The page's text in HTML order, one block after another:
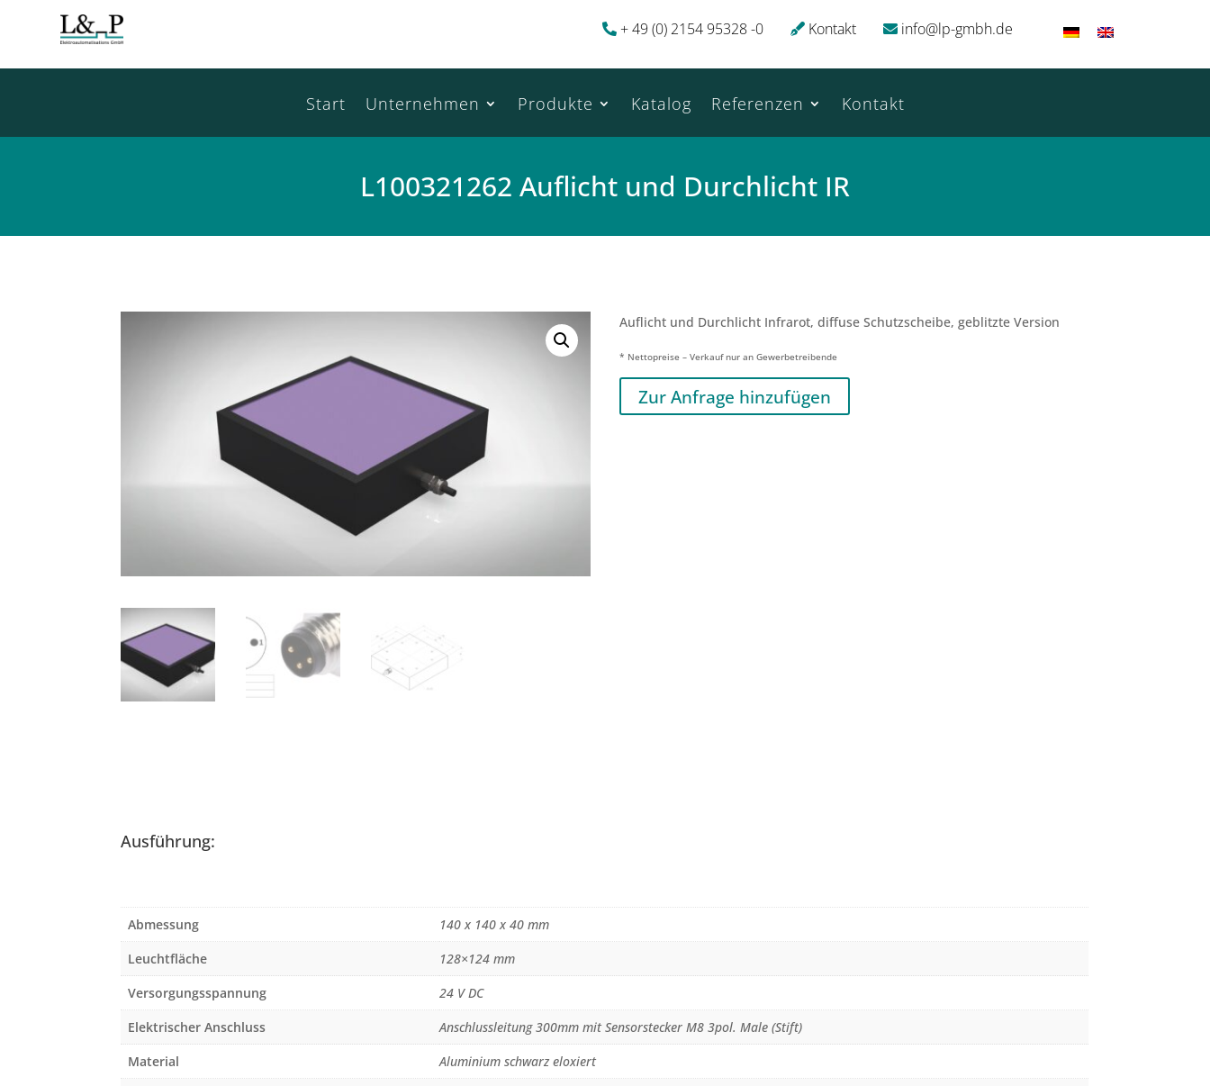
+ 49 (0) 2154 95328 -0 Kontakt info@lp-gmbh.de
Start Unternehmen Produkte Katalog Referenzen Kontakt
L100321262 Auflicht und Durchlicht IR
Auflicht und Durchlicht Infrarot, diffuse Schutzscheibe, geblitzte Version
* Nettopreise – Verkauf nur an Gewerbetreibende
Zur Anfrage hinzufügen
Ausführung:
Abmessung
140 x 140 x 40 mm
Leuchtfläche
128×124 mm
Versorgungsspannung
24 V DC
Elektrischer Anschluss
Anschlussleitung 300mm mit Sensorstecker M8 3pol. Male (Stift)
Material
Aluminium schwarz eloxiert